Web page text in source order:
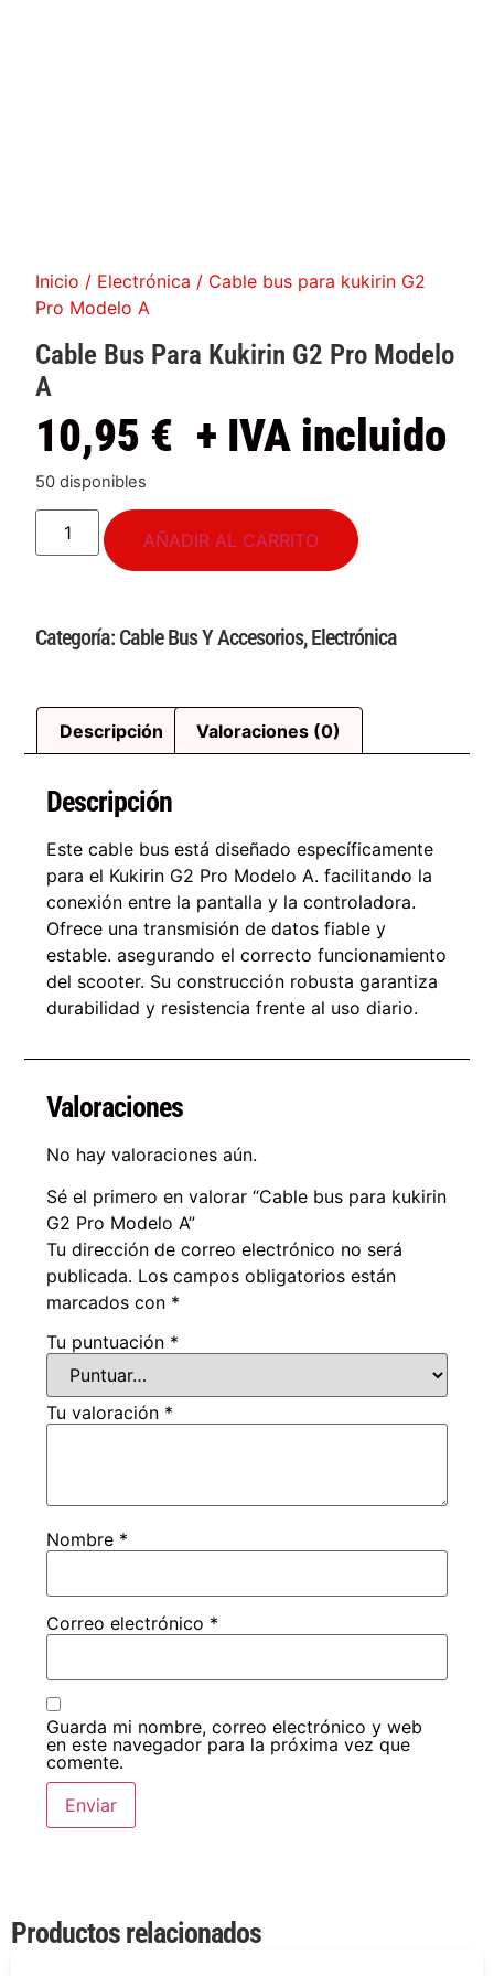
Inicio / Electrónica / Cable bus para kukirin G2
Pro Modelo A
Cable Bus Para Kukirin G2 Pro Modelo
A
10,95 € + IVA incluido
50 disponibles
AÑADIR AL CARRITO
Categoría: Cable Bus Y Accesorios,Electrónica
Descripción Valoraciones (0)
Descripción
Este cable bus está diseñado específicamente
para el Kukirin G2 Pro Modelo A. facilitando la
conexión entre la pantalla y la controladora.
Ofrece una transmisión de datos fiable y
estable. asegurando el correcto funcionamiento
del scooter. Su construcción robusta garantiza
durabilidad y resistencia frente al uso diario.
Valoraciones
No hay valoraciones aún.
Sé el primero en valorar “Cable bus para kukirin
G2 Pro Modelo A”
Tu dirección de correo electrónico no será
publicada. Los campos obligatorios están
marcados con *
Tu puntuación *
Tu valoración *
Nombre *
Correo electrónico *
Guarda mi nombre, correo electrónico y web
en este navegador para la próxima vez que
comente.
Productos relacionados